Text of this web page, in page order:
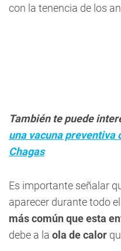
con la tenencia de los
También te puede
una vacuna preventiva
Chagas
Es importante señalar
aparecer durante todo
más común que esta
debe a la ola de calor